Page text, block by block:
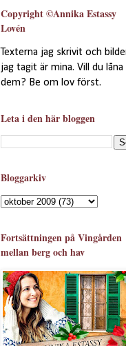
Copyright ©Annika Estassy
Lovén
Texterna jag skrivit och
jag tagit är mina. Vill du låna
dem? Be om lov först.
Leta i den här bloggen
Bloggarkiv
Fortsättningen på Vingården
mellan berg och hav